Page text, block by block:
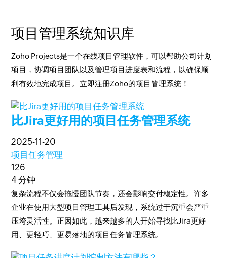
项目管理系统知识库
Zoho Projects是一个在线项目管理软件，可以帮助公司计划
项目，协调项目团队以及管理项目进度表和流程，以确保顺
利有效地完成项目。立即注册Zoho的项目管理系统！
比Jira更好用的项目任务管理系统
2025-11-20
项目任务管理
126
4 分钟
复杂流程不仅会拖慢团队节奏，还会影响交付稳定性。许多
企业在使用大型项目管理工具后发现，系统过于沉重会严重
压垮灵活性。正因如此，越来越多的人开始寻找比Jira更好
用、更轻巧、更易落地的项目任务管理系统。